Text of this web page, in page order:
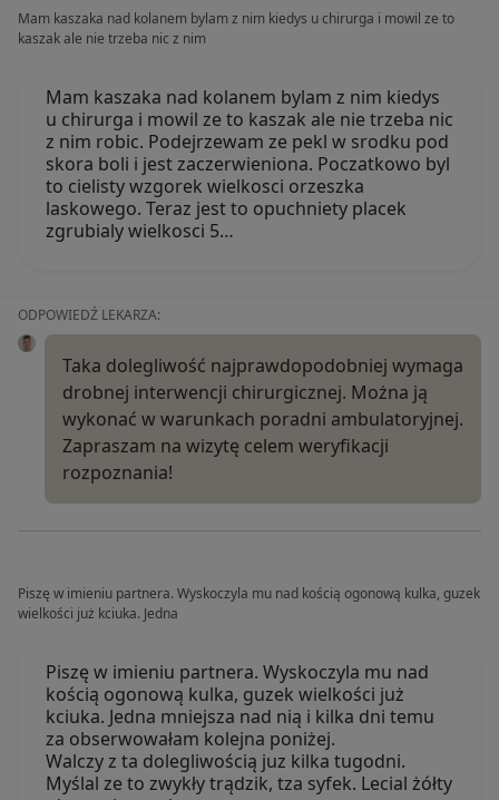
Mam kaszaka nad kolanem bylam z nim kiedys u chirurga i mowil ze to
kaszak ale nie trzeba nic z nim
Mam kaszaka nad kolanem bylam z nim kiedys
u chirurga i mowil ze to kaszak ale nie trzeba nic
z nim robic. Podejrzewam ze pekl w srodku pod
skora boli i jest zaczerwieniona. Poczatkowo byl
to cielisty wzgorek wielkosci orzeszka
laskowego. Teraz jest to opuchniety placek
zgrubialy wielkosci 5…
ODPOWIEDŹ LEKARZA:
Taka dolegliwość najprawdopodobniej wymaga
drobnej interwencji chirurgicznej. Można ją
wykonać w warunkach poradni ambulatoryjnej.
Zapraszam na wizytę celem weryfikacji
rozpoznania!
Piszę w imieniu partnera. Wyskoczyla mu nad kością ogonową kulka, guzek
wielkości już kciuka. Jedna
Piszę w imieniu partnera. Wyskoczyla mu nad
kością ogonową kulka, guzek wielkości już
kciuka. Jedna mniejsza nad nią i kilka dni temu
za obserwowałam kolejna poniżej.
Walczy z ta dolegliwością juz kilka tugodni.
Myślal ze to zwykły trądzik, tza syfek. Lecial żółty